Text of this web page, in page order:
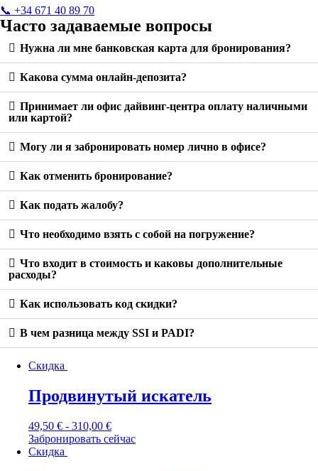
📞 +34 671 40 89 70
Часто задаваемые вопросы
Нужна ли мне банковская карта для бронирования?
Какова сумма онлайн-депозита?
Принимает ли офис дайвинг-центра оплату наличными
или картой?
Могу ли я забронировать номер лично в офисе?
Как отменить бронирование?
Как подать жалобу?
Что необходимо взять с собой на погружение?
Что входит в стоимость и каковы дополнительные
расходы?
Как использовать код скидки?
В чем разница между SSI и PADI?
Скидка
Продвинутый искатель
49,50 € - 310,00 €
Забронировать сейчас
Скидка